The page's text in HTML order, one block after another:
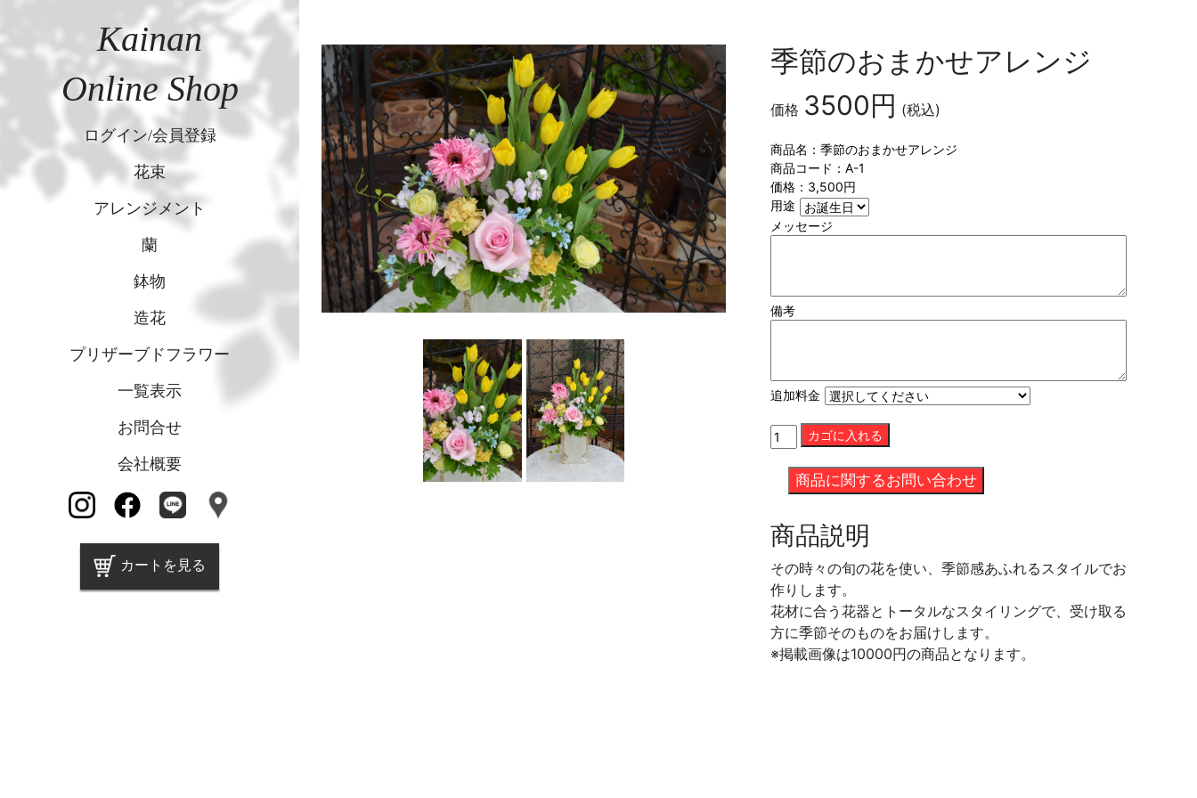
Kainan
Online Shop
ログイン/会員登録
花束
アレンジメント
蘭
鉢物
造花
プリザーブドフラワー
一覧表示
お問合せ
会社概要
カートを見る
季節のおまかせアレンジ
価格 3500円 (税込)
商品名：季節のおまかせアレンジ
商品コード：A-1
価格：3,500円
用途
メッセージ
備考
追加料金
商品説明
その時々の旬の花を使い、季節感あふれるスタイルでお
作りします。
花材に合う花器とトータルなスタイリングで、受け取る
方に季節そのものをお届けします。
※掲載画像は10000円の商品となります。